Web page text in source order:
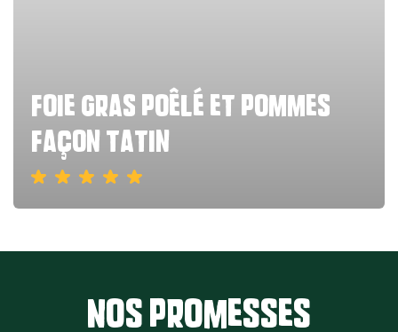
foie gras poêlé et pommes
façon tatin
Nos promesses